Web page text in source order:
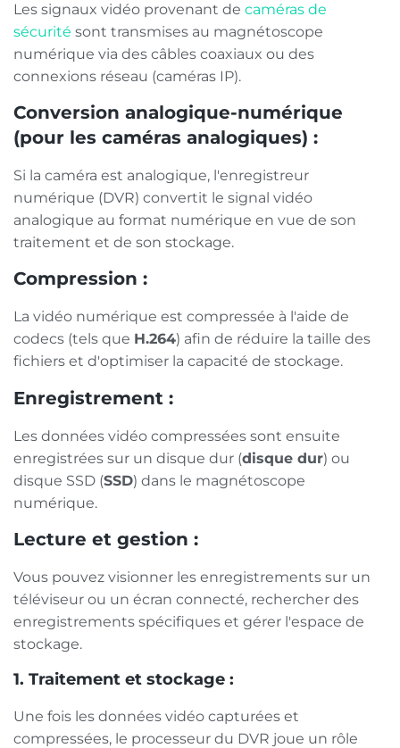
Les signaux vidéo provenant de caméras de
sécurité sont transmises au magnétoscope
numérique via des câbles coaxiaux ou des
connexions réseau (caméras IP).
Conversion analogique-numérique
(pour les caméras analogiques) :
Si la caméra est analogique, l'enregistreur
numérique (DVR) convertit le signal vidéo
analogique au format numérique en vue de son
traitement et de son stockage.
Compression :
La vidéo numérique est compressée à l'aide de
codecs (tels que H.264) afin de réduire la taille des
fichiers et d'optimiser la capacité de stockage.
Enregistrement :
Les données vidéo compressées sont ensuite
enregistrées sur un disque dur (disque dur) ou
disque SSD (SSD) dans le magnétoscope
numérique.
Lecture et gestion :
Vous pouvez visionner les enregistrements sur un
téléviseur ou un écran connecté, rechercher des
enregistrements spécifiques et gérer l'espace de
stockage.
1. Traitement et stockage :
Une fois les données vidéo capturées et
compressées, le processeur du DVR joue un rôle